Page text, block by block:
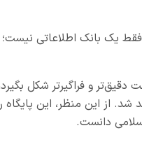
بانک اطلاعاتی نیست؛
و فراگیرتر شکل
از این منظر، این پایگاه
دانست.